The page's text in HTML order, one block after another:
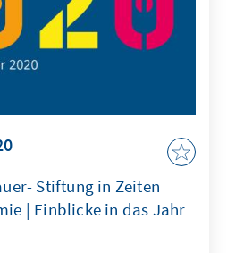
Stiftung in Zeiten
| Einblicke in das Jahr